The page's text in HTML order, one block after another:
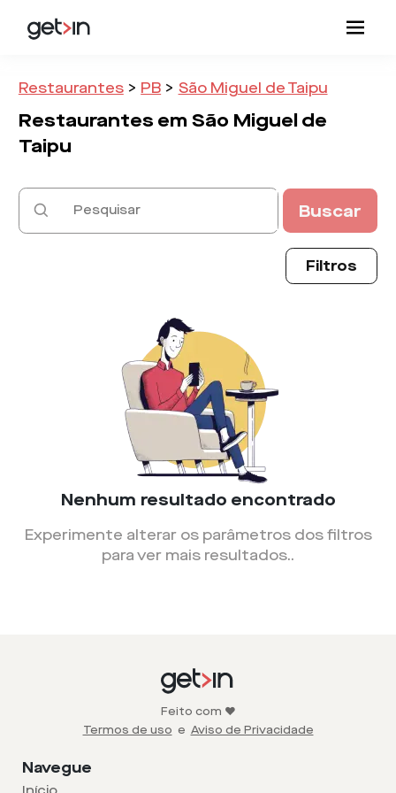
Restaurantes > PB > São Miguel de Taipu
Restaurantes emSão Miguel de
Taipu
Buscar
Filtros
Nenhum resultado encontrado
Experimente alterar os parâmetros dos filtros
para ver mais resultados..
Feito com ❤️
Termos de uso e Aviso de Privacidade
Navegue